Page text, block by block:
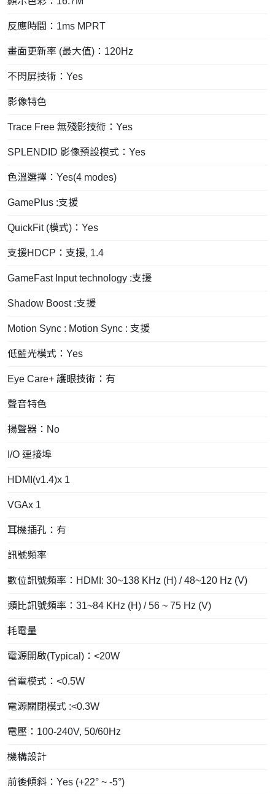
反應時間：1ms MPRT
畫面更新率 (最大值)：120Hz
不閃屏技術：Yes
影像特色
Trace Free 無殘影技術：Yes
SPLENDID 影像預設模式：Yes
色溫選擇：Yes(4 modes)
GamePlus :支援
QuickFit (模式)：Yes
支援HDCP：支援, 1.4
GameFast Input technology :支援
Shadow Boost :支援
Motion Sync : Motion Sync : 支援
低藍光模式：Yes
Eye Care+ 護眼技術：有
聲音特色
揚聲器：No
I/O 連接埠
HDMI(v1.4)x 1
VGAx 1
耳機插孔：有
訊號頻率
數位訊號頻率：HDMI: 30~138 KHz (H) / 48~120 Hz (V)
類比訊號頻率：31~84 KHz (H) / 56 ~ 75 Hz (V)
耗電量
電源開啟(Typical)：<20W
省電模式：<0.5W
電源關閉模式 :<0.3W
電壓：100-240V, 50/60Hz
機構設計
前後傾斜：Yes (+22° ~ -5°)